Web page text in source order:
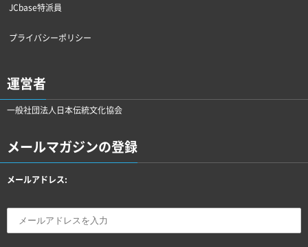
JCbase特派員
プライバシーポリシー
運営者
一般社団法人日本伝統文化協会
メールマガジンの登録
メールアドレス: